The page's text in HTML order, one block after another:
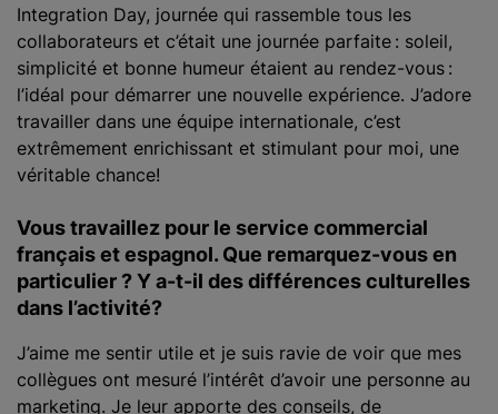
Integration Day, journée qui rassemble tous les
collaborateurs et c’était une journée parfaite : soleil,
simplicité et bonne humeur étaient au rendez-vous :
l’idéal pour démarrer une nouvelle expérience. J’adore
travailler dans une équipe internationale, c’est
extrêmement enrichissant et stimulant pour moi, une
véritable chance!
Vous travaillez pour le service commercial
français et espagnol. Que remarquez-vous en
particulier ? Y a-t-il des différences culturelles
dans l’activité?
J’aime me sentir utile et je suis ravie de voir que mes
collègues ont mesuré l’intérêt d’avoir une personne au
marketing. Je leur apporte des conseils, de